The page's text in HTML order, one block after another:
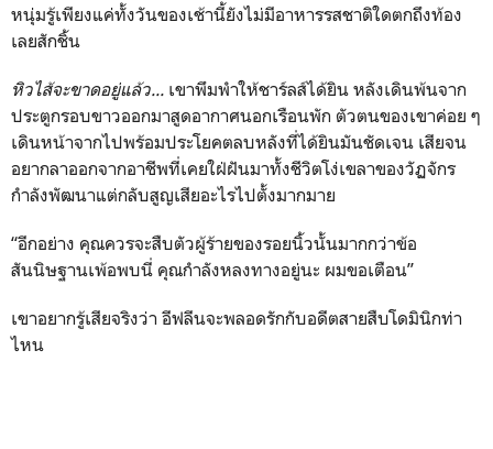
หนุ่มรู้เพียงแค่ทั้งวันของเช้านี้ยังไม่มีอาหารรสชาติใดตกถึงท้อง
เลยสักชิ้น
หิวไส้จะขาดอยู่แล้ว... เขาพึมพำให้ชาร์ลส์ได้ยิน หลังเดินพ้นจาก
ประตูกรอบขาวออกมาสูดอากาศนอกเรือนพัก ตัวตนของเขาค่อย ๆ
เดินหน้าจากไปพร้อมประโยคตลบหลังที่ได้ยินมันชัดเจน เสียจน
อยากลาออกจากอาชีพที่เคยใฝ่ฝันมาทั้งชีวิตโง่เขลาของวัฏจักร
กำลังพัฒนาแต่กลับสูญเสียอะไรไปตั้งมากมาย
“อีกอย่าง คุณควรจะสืบตัวผู้ร้ายของรอยนิ้วนั้นมากกว่าข้อ
สันนิษฐานเพ้อพบนี่ คุณกำลังหลงทางอยู่นะ ผมขอเตือน”
เขาอยากรู้เสียจริงว่า อีฟลีนจะพลอดรักกับอดีตสายสืบโดมินิกท่า
ไหน